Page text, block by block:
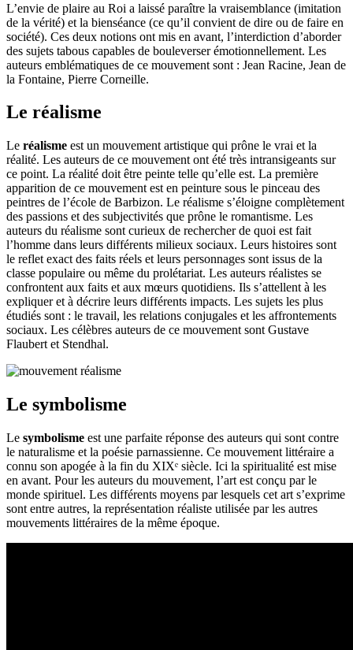
L’envie de plaire au Roi a laissé paraître la vraisemblance (imitation
de la vérité) et la bienséance (ce qu’il convient de dire ou de faire en
société). Ces deux notions ont mis en avant, l’interdiction d’aborder
des sujets tabous capables de bouleverser émotionnellement. Les
auteurs emblématiques de ce mouvement sont : Jean Racine, Jean de
la Fontaine, Pierre Corneille.
Le réalisme
Le réalisme est un mouvement artistique qui prône le vrai et la
réalité. Les auteurs de ce mouvement ont été très intransigeants sur
ce point. La réalité doit être peinte telle qu’elle est. La première
apparition de ce mouvement est en peinture sous le pinceau des
peintres de l’école de Barbizon. Le réalisme s’éloigne complètement
des passions et des subjectivités que prône le romantisme. Les
auteurs du réalisme sont curieux de rechercher de quoi est fait
l’homme dans leurs différents milieux sociaux. Leurs histoires sont
le reflet exact des faits réels et leurs personnages sont issus de la
classe populaire ou même du prolétariat. Les auteurs réalistes se
confrontent aux faits et aux mœurs quotidiens. Ils s’attellent à les
expliquer et à décrire leurs différents impacts. Les sujets les plus
étudiés sont : le travail, les relations conjugales et les affrontements
sociaux. Les célèbres auteurs de ce mouvement sont Gustave
Flaubert et Stendhal.
Le symbolisme
Le symbolisme est une parfaite réponse des auteurs qui sont contre
le naturalisme et la poésie parnassienne. Ce mouvement littéraire a
connu son apogée à la fin du XIXᵉ siècle. Ici la spiritualité est mise
en avant. Pour les auteurs du mouvement, l’art est conçu par le
monde spirituel. Les différents moyens par lesquels cet art s’exprime
sont entre autres, la représentation réaliste utilisée par les autres
mouvements littéraires de la même époque.